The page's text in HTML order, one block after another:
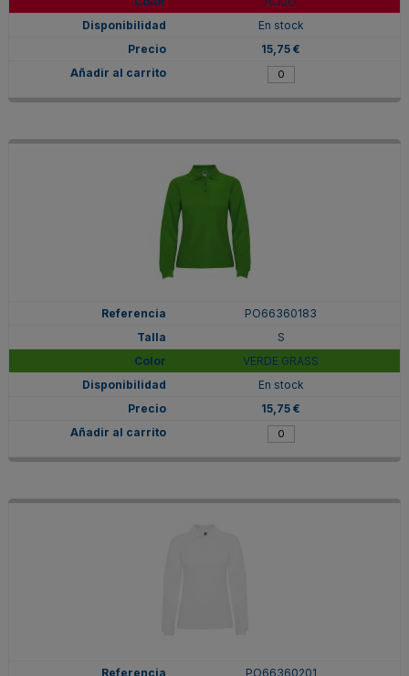
En stock
15,75 €
PO66360183
S
VERDE GRASS
En stock
15,75 €
PO66360201